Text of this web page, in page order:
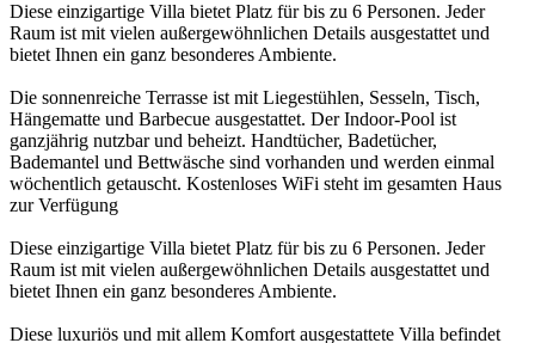
Diese einzigartige Villa bietet Platz für bis zu 6 Personen. Jeder
Raum ist mit vielen außergewöhnlichen Details ausgestattet und
bietet Ihnen ein ganz besonderes Ambiente.
Die sonnenreiche Terrasse ist mit Liegestühlen, Sesseln, Tisch,
Hängematte und Barbecue ausgestattet. Der Indoor-Pool ist
ganzjährig nutzbar und beheizt. Handtücher, Badetücher,
Bademantel und Bettwäsche sind vorhanden und werden einmal
wöchentlich getauscht. Kostenloses WiFi steht im gesamten Haus
zur Verfügung
Diese einzigartige Villa bietet Platz für bis zu 6 Personen. Jeder
Raum ist mit vielen außergewöhnlichen Details ausgestattet und
bietet Ihnen ein ganz besonderes Ambiente.
Diese luxuriös und mit allem Komfort ausgestattete Villa befindet